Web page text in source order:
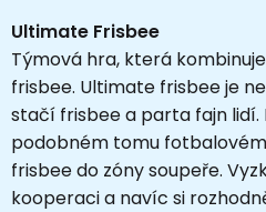
Ultimate Frisbee
Týmová hra, která
frisbee. Ultimate frisbee je
stačí frisbee a parta fajn lidí.
podobném tomu
frisbee do zóny soupeře.
kooperaci a navíc si